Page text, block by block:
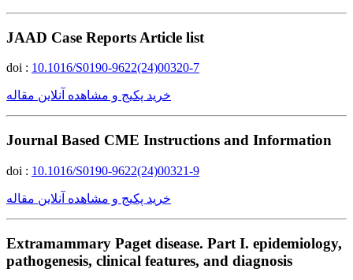
JAAD Case Reports Article list
doi : 10.1016/S0190-9622(24)00320-7
خرید پکیج و مشاهده آنلاین مقاله
Journal Based CME Instructions and Information
doi : 10.1016/S0190-9622(24)00321-9
خرید پکیج و مشاهده آنلاین مقاله
Extramammary Paget disease. Part I. epidemiology,
pathogenesis, clinical features, and diagnosis